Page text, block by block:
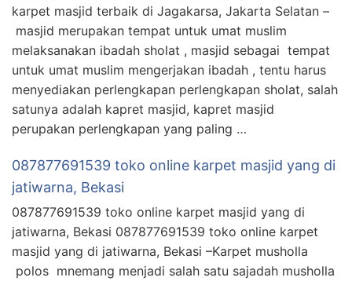
karpet masjid terbaik di Jagakarsa, Jakarta Selatan –
masjid merupakan tempat untuk umat muslim
melaksanakan ibadah sholat , masjid sebagai tempat
untuk umat muslim mengerjakan ibadah , tentu harus
menyediakan perlengkapan perlengkapan sholat, salah
satunya adalah kapret masjid, kapret masjid
perupakan perlengkapan yang paling …
087877691539 toko online karpet masjid yang di
jatiwarna, Bekasi
087877691539 toko online karpet masjid yang di
jatiwarna, Bekasi 087877691539 toko online karpet
masjid yang di jatiwarna, Bekasi –Karpet musholla
polos mnemang menjadi salah satu sajadah musholla